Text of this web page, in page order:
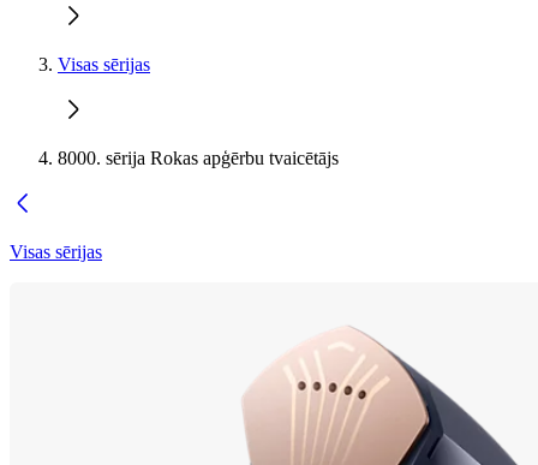
Visas sērijas
8000. sērija Rokas apģērbu tvaicētājs
Visas sērijas